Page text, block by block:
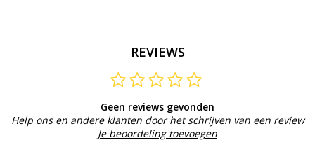
REVIEWS
Geen reviews gevonden
Help ons en andere klanten door het schrijven van een review
Je beoordeling toevoegen